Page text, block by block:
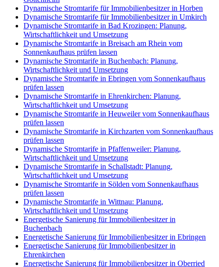
Dynamische Stromtarife für Immobilienbesitzer in Horben
Dynamische Stromtarife für Immobilienbesitzer in Umkirch
Dynamische Stromtarife in Bad Krozingen: Planung,
Wirtschaftlichkeit und Umsetzung
Dynamische Stromtarife in Breisach am Rhein vom
Sonnenkaufhaus prüfen lassen
Dynamische Stromtarife in Buchenbach: Planung,
Wirtschaftlichkeit und Umsetzung
Dynamische Stromtarife in Ebringen vom Sonnenkaufhaus
prüfen lassen
Dynamische Stromtarife in Ehrenkirchen: Planung,
Wirtschaftlichkeit und Umsetzung
Dynamische Stromtarife in Heuweiler vom Sonnenkaufhaus
prüfen lassen
Dynamische Stromtarife in Kirchzarten vom Sonnenkaufhaus
prüfen lassen
Dynamische Stromtarife in Pfaffenweiler: Planung,
Wirtschaftlichkeit und Umsetzung
Dynamische Stromtarife in Schallstadt: Planung,
Wirtschaftlichkeit und Umsetzung
Dynamische Stromtarife in Sölden vom Sonnenkaufhaus
prüfen lassen
Dynamische Stromtarife in Wittnau: Planung,
Wirtschaftlichkeit und Umsetzung
Energetische Sanierung für Immobilienbesitzer in
Buchenbach
Energetische Sanierung für Immobilienbesitzer in Ebringen
Energetische Sanierung für Immobilienbesitzer in
Ehrenkirchen
Energetische Sanierung für Immobilienbesitzer in Oberried